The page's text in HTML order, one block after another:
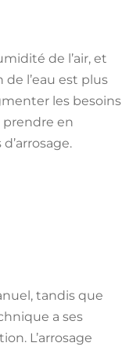
de l’air, et
l’eau est plus
les besoins
prendre en
tandis que
a ses
L’arrosage